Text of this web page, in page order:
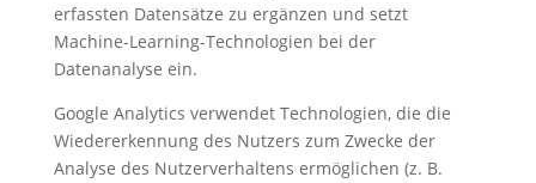
erfassten Datensätze zu ergänzen und setzt
Machine-Learning-Technologien bei der
Datenanalyse ein.
Google Analytics verwendet Technologien, die die
Wiedererkennung des Nutzers zum Zwecke der
Analyse des Nutzerverhaltens ermöglichen (z. B.